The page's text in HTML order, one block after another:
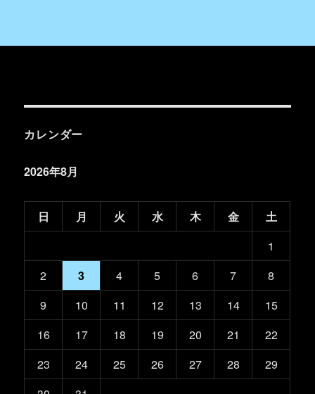
カレンダー
2026年8月
日 月 火 水 木 金
土
1
2
3 4 5 6 7
8
9
10 11 12 13 14
15
16
17 18 19 20 21
22
23
24 25 26 27 28
29